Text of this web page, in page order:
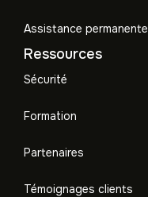
Assistance permanente
Ressources
Sécurité
Formation
Partenaires
Témoignages clients